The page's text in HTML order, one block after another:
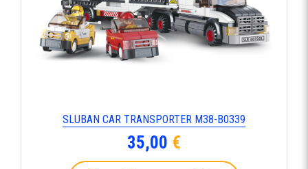
SLUBAN CAR TRANSPORTER M38-B0339
35,00 €